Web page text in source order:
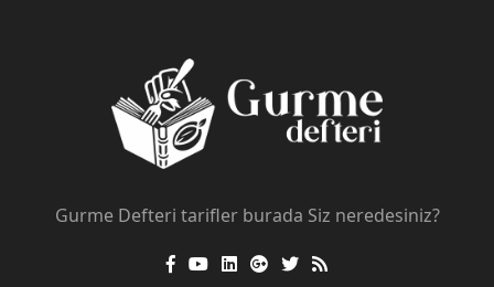
Gurme Defteri tarifler burada Siz neredesiniz?